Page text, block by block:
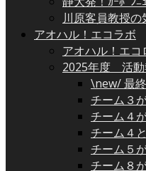
川原客員教授
アオハル！エコラボ
アオハル！エコ
2025年度 活動
\new/ 最
チーム３
チーム４
チーム４
チーム５
チーム８